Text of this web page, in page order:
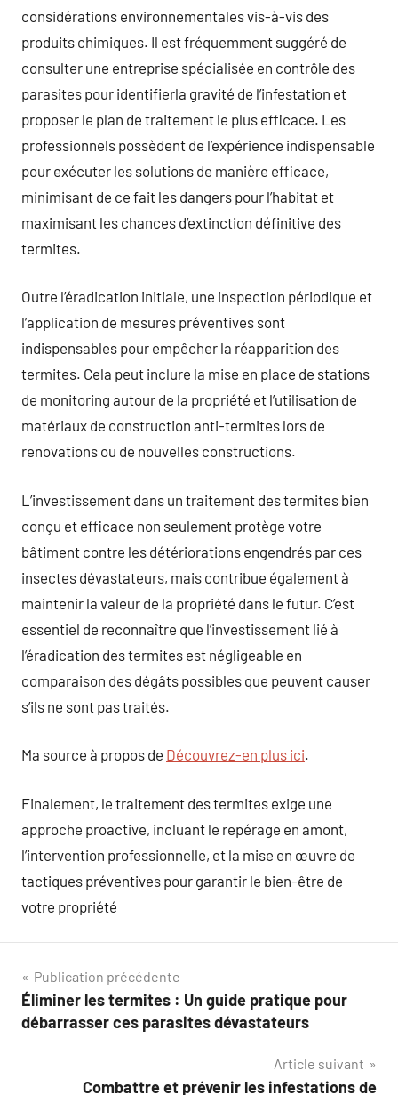
considérations environnementales vis-à-vis des
produits chimiques. Il est fréquemment suggéré de
consulter une entreprise spécialisée en contrôle des
parasites pour identifierla gravité de l’infestation et
proposer le plan de traitement le plus efficace. Les
professionnels possèdent de l’expérience indispensable
pour exécuter les solutions de manière efficace,
minimisant de ce fait les dangers pour l’habitat et
maximisant les chances d’extinction définitive des
termites.
Outre l’éradication initiale, une inspection périodique et
l’application de mesures préventives sont
indispensables pour empêcher la réapparition des
termites. Cela peut inclure la mise en place de stations
de monitoring autour de la propriété et l’utilisation de
matériaux de construction anti-termites lors de
renovations ou de nouvelles constructions.
L’investissement dans un traitement des termites bien
conçu et efficace non seulement protège votre
bâtiment contre les détériorations engendrés par ces
insectes dévastateurs, mais contribue également à
maintenir la valeur de la propriété dans le futur. C’est
essentiel de reconnaître que l’investissement lié à
l’éradication des termites est négligeable en
comparaison des dégâts possibles que peuvent causer
s’ils ne sont pas traités.
Ma source à propos de Découvrez-en plus ici.
Finalement, le traitement des termites exige une
approche proactive, incluant le repérage en amont,
l’intervention professionnelle, et la mise en œuvre de
tactiques préventives pour garantir le bien-être de
votre propriété
Navigation
de
Publication précédente
Éliminer les termites : Un guide pratique pour
débarrasser ces parasites dévastateurs
Article suivant
Combattre et prévenir les infestations de